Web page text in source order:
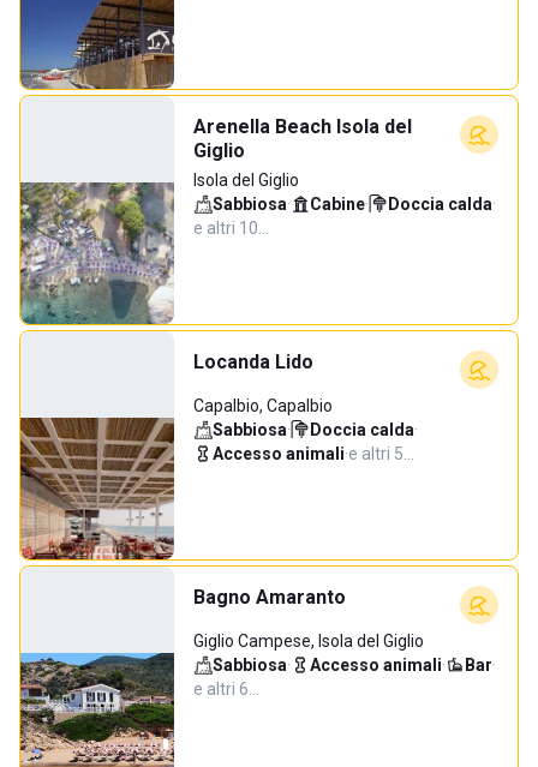
Arenella Beach Isola del
Giglio
Isola del Giglio
Sabbiosa· Cabine· Doccia calda·
e altri 10…
Locanda Lido
Capalbio, Capalbio
Sabbiosa· Doccia calda·
Accesso animali·e altri 5…
Bagno Amaranto
Giglio Campese, Isola del Giglio
Sabbiosa· Accesso animali· Bar·
e altri 6…